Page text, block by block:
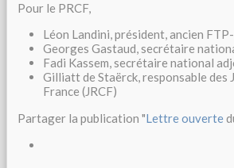
Pour le PRCF,
Léon Landini, président, ancien
Georges Gastaud, secrétaire
Fadi Kassem, secrétaire national
Gilliatt de Staërck, responsable des
France (JRCF)
Partager la publication "Lettre ouverte